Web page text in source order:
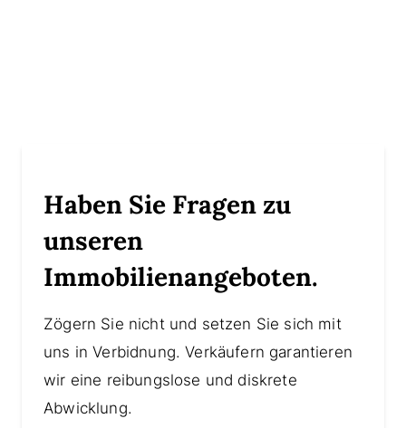
Haben Sie Fragen zu
unseren
Immobilienangeboten.
Zögern Sie nicht und setzen Sie sich mit
uns in Verbidnung. Verkäufern garantieren
wir eine reibungslose und diskrete
Abwicklung.